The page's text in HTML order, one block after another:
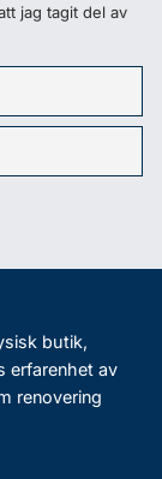
jag tagit del av
butik,
erfarenhet av
renovering